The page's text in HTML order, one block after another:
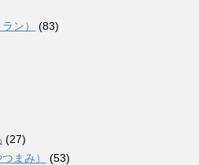
ン）
(83)
(27)
まみ）
(53)